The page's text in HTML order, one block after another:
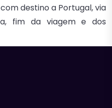
destino a Portugal, via
fim da viagem e dos